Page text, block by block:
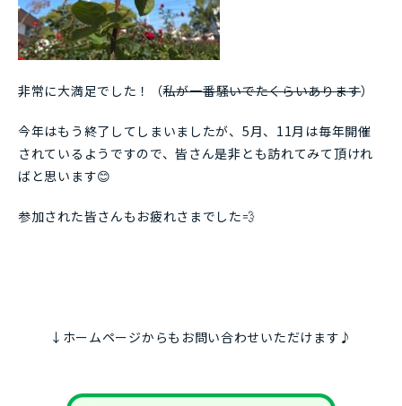
非常に大満足でした！（私が一番騒いでたくらいあります）
今年はもう終了してしまいましたが、5月、11月は毎年開催
されているようですので、皆さん是非とも訪れてみて頂けれ
ばと思います😊
参加された皆さんもお疲れさまでした💨
↓ホームページからもお問い合わせいただけます♪